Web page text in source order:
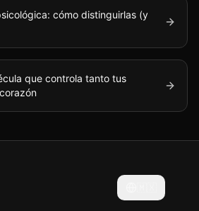
cómo distinguirlas (y
que controla tanto tus